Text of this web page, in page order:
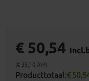
€ 50,54
(€ 35,10 /m²)
Producttotaal:€